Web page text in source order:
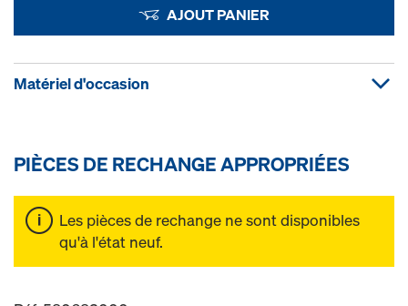
AJOUT PANIER
Matériel d'occasion
PIÈCES DE RECHANGE APPROPRIÉES
Les pièces de rechange ne sont disponibles
qu'à l'état neuf.